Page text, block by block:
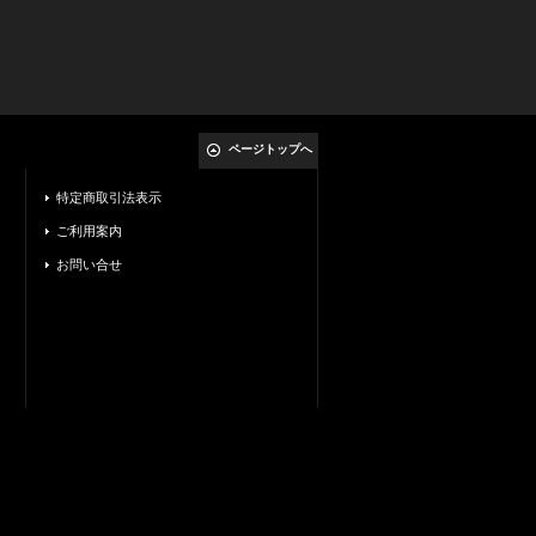
ページトップへ
特定商取引法表示
ご利用案内
お問い合せ